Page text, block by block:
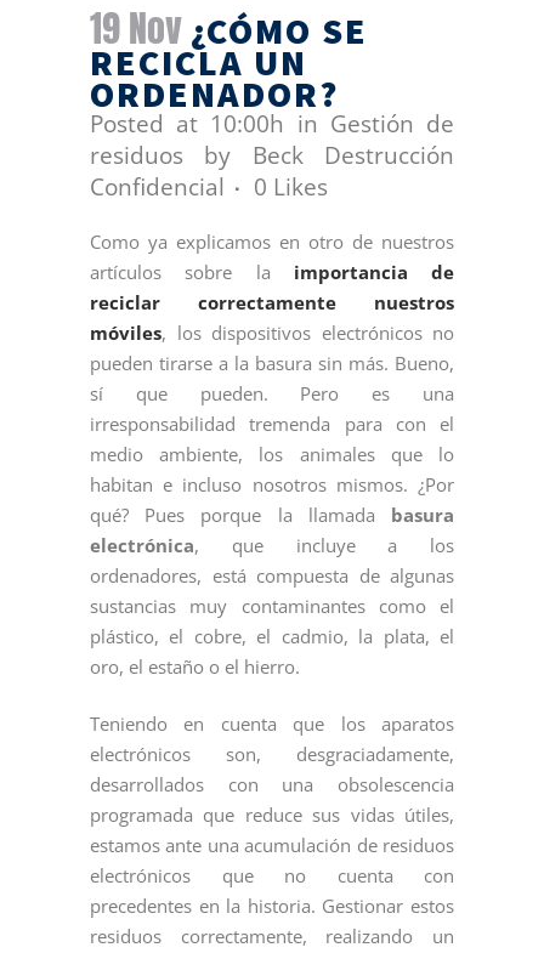
19 Nov ¿CÓMO SE
RECICLA UN
ORDENADOR?
Posted at 10:00h in Gestión de
residuos
by Beck Destrucción
Confidencial
0 Likes
Como ya explicamos en otro de nuestros
artículos sobre la importancia de
reciclar correctamente nuestros
móviles, los dispositivos electrónicos no
pueden tirarse a la basura sin más. Bueno,
sí que pueden. Pero es una
irresponsabilidad tremenda para con el
medio ambiente, los animales que lo
habitan e incluso nosotros mismos. ¿Por
qué? Pues porque la llamada basura
electrónica, que incluye a los
ordenadores, está compuesta de algunas
sustancias muy contaminantes como el
plástico, el cobre, el cadmio, la plata, el
oro, el estaño o el hierro.
Teniendo en cuenta que los aparatos
electrónicos son, desgraciadamente,
desarrollados con una obsolescencia
programada que reduce sus vidas útiles,
estamos ante una acumulación de residuos
electrónicos que no cuenta con
precedentes en la historia. Gestionar estos
residuos correctamente, realizando un